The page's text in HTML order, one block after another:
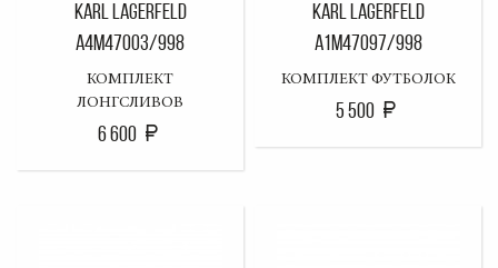
KARL LAGERFELD
A4M47003/998
КОМПЛЕКТ
ЛОНГСЛИВОВ
6 600
KARL LAGERFELD
A1M47097/998
КОМПЛЕКТ ФУТБОЛОК
5 500